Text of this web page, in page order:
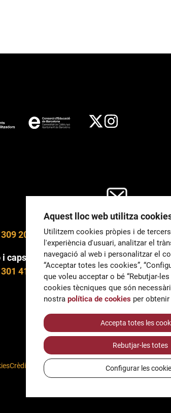
200
caps d’estudis
415
General
Informació
rg
Crèdits
Aquest lloc web utilitza
Utilitzem cookies pròpies i de
l'experiència d'usuari, analitzar el
navegació al web i personalitzar el
“Acceptar totes les cookies”,
que voleu acceptar o bé “Rebutjar-
cookies tècniques que són
nostra política de cookies per
Accepta totes les
Rebutjar-les totes
Configurar les